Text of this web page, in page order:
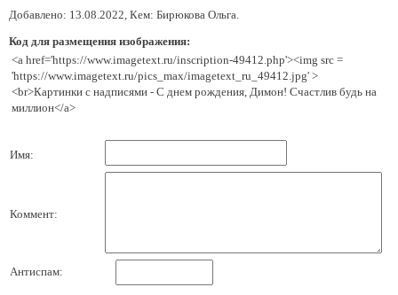
Добавлено: 13.08.2022, Кем: Бирюкова Ольга.
Код для размещения изображения:
<a href='https://www.imagetext.ru/inscription-49412.php'><img src =
'https://www.imagetext.ru/pics_max/imagetext_ru_49412.jpg' >
<br>Картинки с надписями - С днем рождения, Димон! Счастлив будь на
миллион</a>
Имя:
Коммент:
Антиспам: